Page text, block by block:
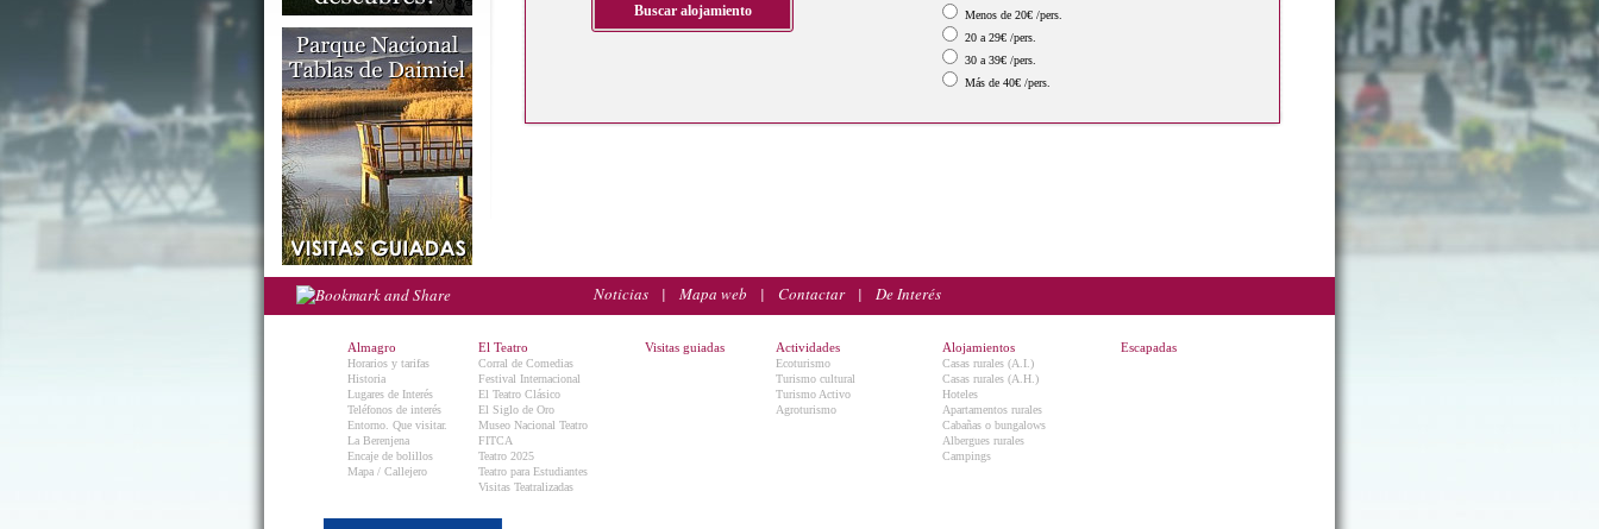
Menos de 20€ /pers.
20 a 29€ /pers.
30 a 39€ /pers.
Más de 40€ /pers.
Noticias | Mapa web | Contactar| De Interés
Almagro
Horarios y tarifas
Historia
Lugares de Interés
Teléfonos de interés
Entorno. Que visitar.
La Berenjena
Encaje de bolillos
Mapa / Callejero
El Teatro
Corral de Comedias
Festival Internacional
El Teatro Clásico
El Siglo de Oro
Museo Nacional Teatro
FITCA
Teatro 2025
Teatro para Estudiantes
Visitas Teatralizadas
Visitas guiadas Actividades
Ecoturismo
Turismo cultural
Turismo Activo
Agroturismo
Alojamientos
Casas rurales (A.I.)
Casas rurales (A.H.)
Hoteles
Apartamentos rurales
Cabañas o bungalows
Albergues rurales
Campings
Escapadas